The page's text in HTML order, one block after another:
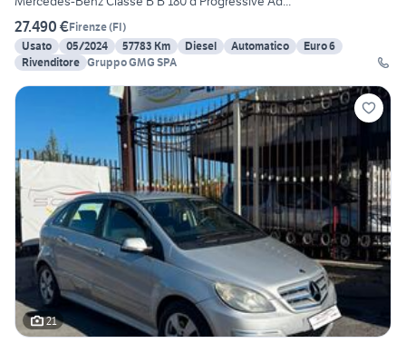
27.490 €Firenze(FI)
Usato
05/2024 57783 Km Diesel Automatico
Euro 6
Rivenditore Gruppo GMG SPA
21